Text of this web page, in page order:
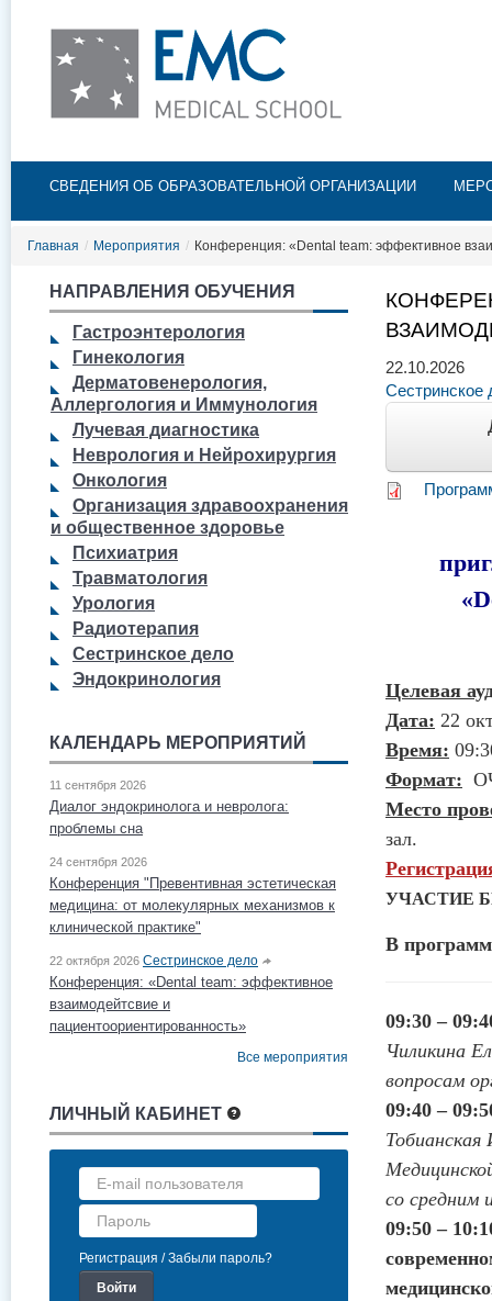
Главное меню
СВЕДЕНИЯ ОБ ОБРАЗОВАТЕЛЬНОЙ ОРГАНИЗАЦИИ
Главная / Мероприятия / Конференция: «Dental team: эффективное
НАПРАВЛЕНИЯ ОБУЧЕНИЯ
Гастроэнтерология
Гинекология
Дерматовенерология,
Аллергология и Иммунология
Лучевая диагностика
Неврология и Нейрохирургия
Онкология
Организация здравоохранения
и общественное здоровье
Психиатрия
Травматология
Урология
Радиотерапия
Сестринское дело
Эндокринология
КАЛЕНДАРЬ МЕРОПРИЯТИЙ
11 сентября 2026
Диалог эндокринолога и невролога:
проблемы сна
24 сентября 2026
Конференция "Превентивная эстетическая
медицина: от молекулярных механизмов к
клинической практике"
22 октября 2026 Сестринское дело
Конференция: «Dental team: эффективное
взаимодейтсвие и
пациентоориентированность»
Все мероприятия
ЛИЧНЫЙ КАБИНЕТ
Регистрация Забыли пароль?
22.10.2026
Сестринское
«
Целевая
Дата: 22
Время:
​Формат:
Место
зал.
УЧАСТИЕ
В
09:30 –
Чиликина
вопросам
09:40 –
со средним
09:50 –